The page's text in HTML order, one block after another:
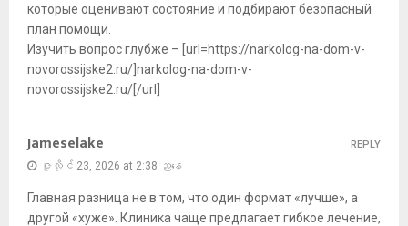
которые оценивают состояние и подбирают безопасный
план помощи.
Изучить вопрос глубже – [url=https://narkolog-na-dom-v-
novorossijske2.ru/]narkolog-na-dom-v-
novorossijske2.ru/[/url]
Jameselake
ဇူလိုင် 23, 2026 at 2:38 ညနေ
Главная разница не в том, что один формат «лучше», а
другой «хуже». Клиника чаще предлагает гибкое лечение,
REPLY